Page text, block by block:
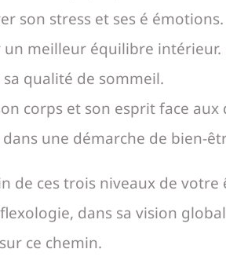
son stress et ses é émotions.
un meilleur équilibre intérieur.
qualité de sommeil.
corps et son esprit face
dans une démarche de bien-
de ces trois niveaux de
dans sa vision
ce chemin.